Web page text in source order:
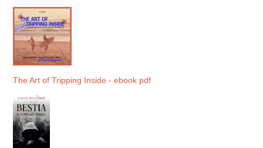
The Art of Tripping Inside - ebook pdf